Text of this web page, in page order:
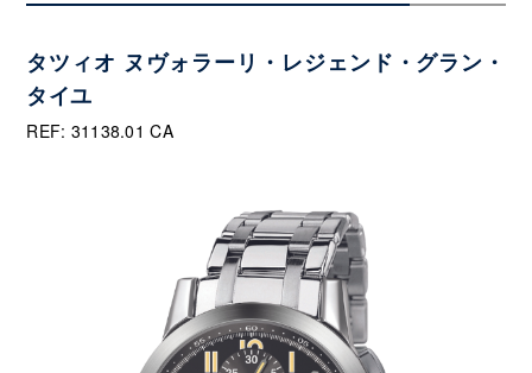
タツィオ ヌヴォラーリ・レジェンド・グラン・
タイユ
REF: 31138.01 CA